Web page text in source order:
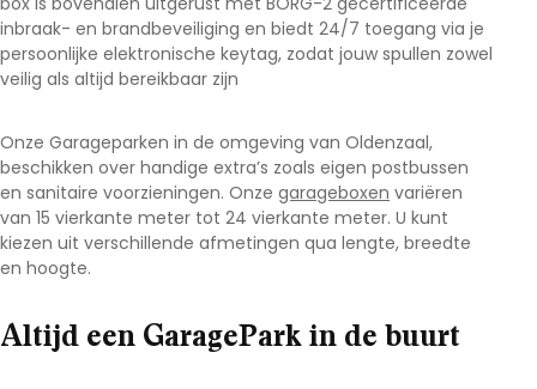
inbraak- en brandbeveiliging en biedt 24/7 toegang via je
persoonlijke elektronische keytag, zodat jouw spullen zowel
veilig als altijd bereikbaar zijn
Onze Garageparken in de omgeving van Oldenzaal,
beschikken over handige extra’s zoals eigen postbussen
en sanitaire voorzieningen. Onze garageboxen variëren
van 15 vierkante meter tot 24 vierkante meter. U kunt
kiezen uit verschillende afmetingen qua lengte, breedte
en hoogte.
Altijd een GaragePark in de buurt